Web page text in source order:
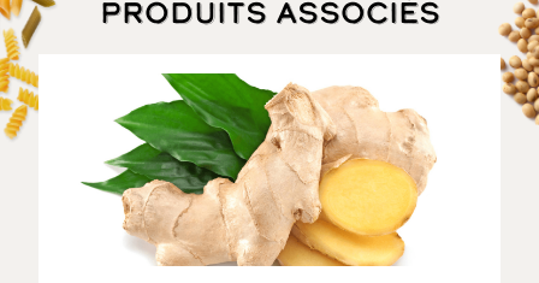
Produits associés